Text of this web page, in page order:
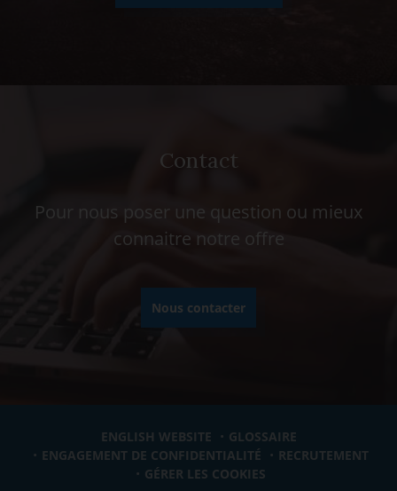
Contact
Pour nous poser une question ou mieux
connaitre notre offre
Nous contacter
ENGLISH WEBSITE
GLOSSAIRE
ENGAGEMENT DE CONFIDENTIALITÉ
RECRUTEMENT
GÉRER LES COOKIES